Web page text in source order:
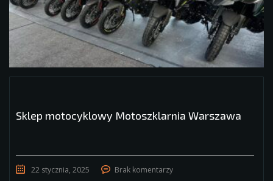
Sklep motocyklowy Motoszklarnia Warszawa
22 stycznia, 2025 Brak komentarzy